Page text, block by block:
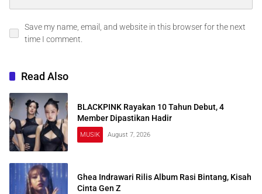
Save my name, email, and website in this browser for the next
time I comment.
Read Also
BLACKPINK Rayakan 10 Tahun Debut, 4
Member Dipastikan Hadir
MUSIK August 7, 2026
Ghea Indrawari Rilis Album Rasi Bintang, Kisah
Cinta Gen Z